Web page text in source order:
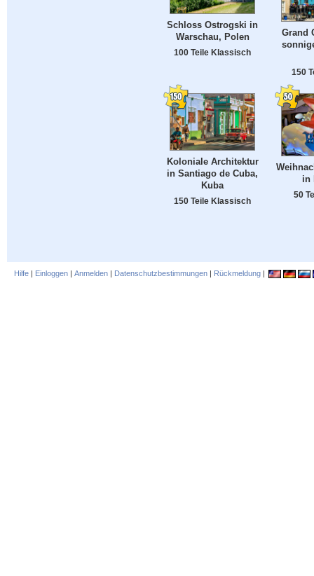
Schloss Ostrogski in
Warschau, Polen
100 Teile Klassisch
Grand
150
Koloniale Architektur
in Santiago de Cuba,
Kuba
150 Teile Klassisch
in
50
Hilfe | Einloggen | Anmelden | Datenschutzbestimmungen | Rückmeldung |